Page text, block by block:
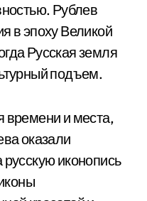
Рублев
в эпоху Великой
Русская земля
подъем.
времени и места,
оказали
иконопись